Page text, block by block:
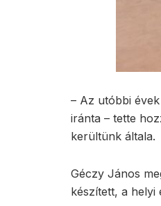
– Az utóbbi
iránta – tette
kerültünk általa.
Géczy János
készített, a helyi